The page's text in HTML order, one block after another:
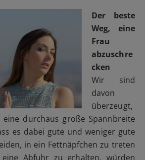
Der beste
Weg, eine
Frau
abzuschre
cken
Wir sind
davon
überzeugt,
eine durchaus große Spannbreite
es dabei gute und weniger gute
in ein Fettnäpfchen zu treten
eine Abfuhr zu erhalten, würden